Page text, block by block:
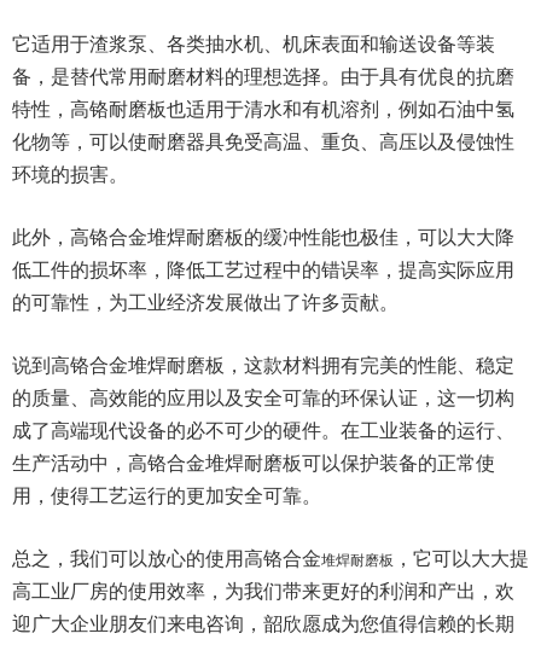
它适用于渣浆泵、各类抽水机、机床表面和输送设备等装
备，是替代常用耐磨材料的理想选择。由于具有优良的抗磨
特性，高铬耐磨板也适用于清水和有机溶剂，例如石油中氢
化物等，可以使耐磨器具免受高温、重负、高压以及侵蚀性
环境的损害。
此外，高铬合金堆焊耐磨板的缓冲性能也极佳，可以大大降
低工件的损坏率，降低工艺过程中的错误率，提高实际应用
的可靠性，为工业经济发展做出了许多贡献。
说到高铬合金堆焊耐磨板，这款材料拥有完美的性能、稳定
的质量、高效能的应用以及安全可靠的环保认证，这一切构
成了高端现代设备的必不可少的硬件。在工业装备的运行、
生产活动中，高铬合金堆焊耐磨板可以保护装备的正常使
用，使得工艺运行的更加安全可靠。
总之，我们可以放心的使用高铬合金堆焊耐磨板 ，它可以大大提
高工业厂房的使用效率，为我们带来更好的利润和产出，欢
迎广大企业朋友们来电咨询，韶欣愿成为您值得信赖的长期